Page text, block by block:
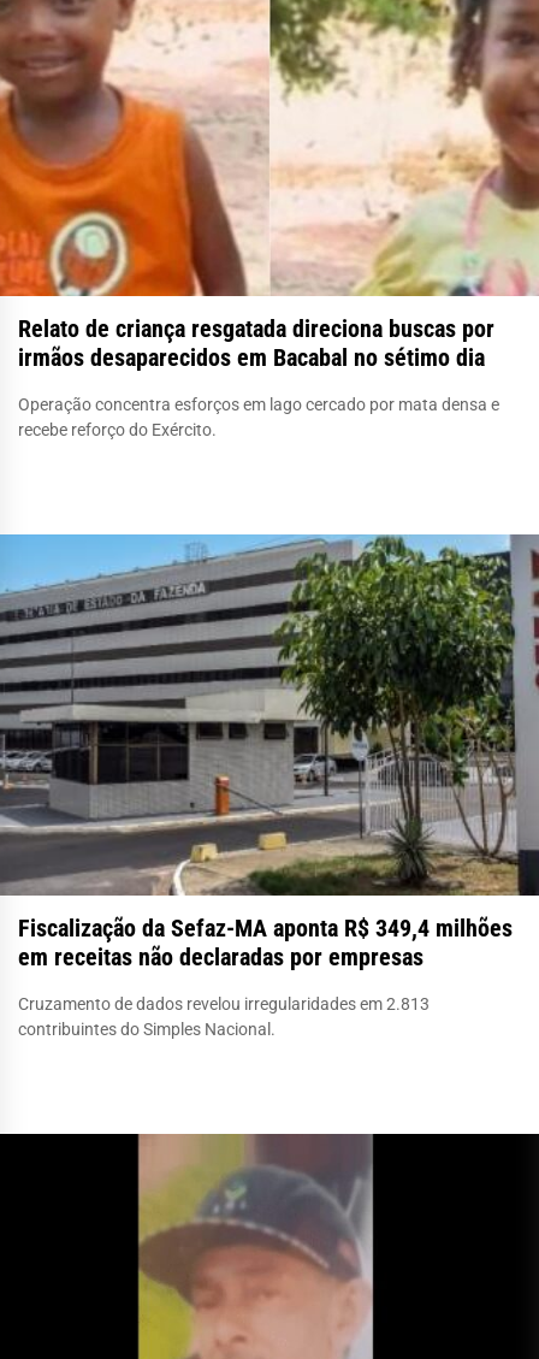
Relato de criança resgatada direciona buscas por
irmãos desaparecidos em Bacabal no sétimo dia
Operação concentra esforços em lago cercado por mata densa e
recebe reforço do Exército.
Fiscalização da Sefaz-MA aponta R$ 349,4 milhões
em receitas não declaradas por empresas
Cruzamento de dados revelou irregularidades em 2.813
contribuintes do Simples Nacional.